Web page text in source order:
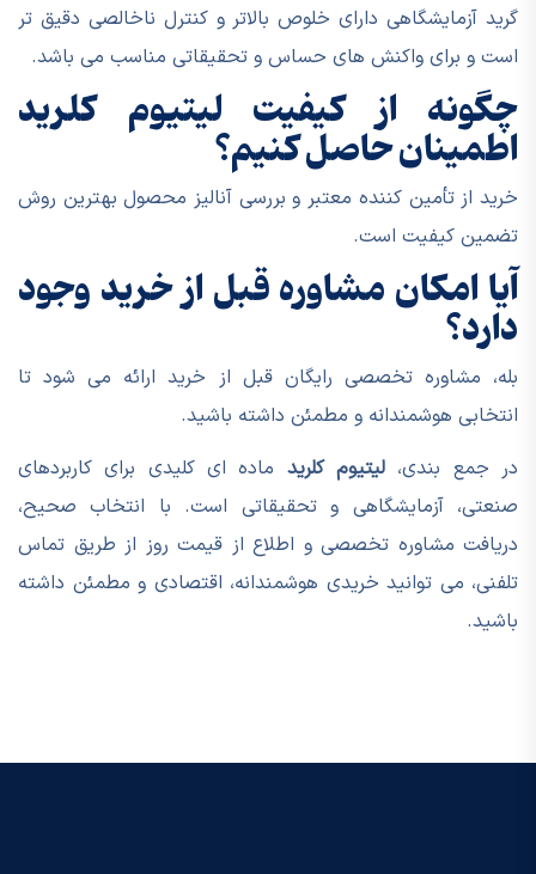
گرید آزمایشگاهی دارای خلوص بالاتر و کنترل ناخالصی دقیق تر
است و برای واکنش های حساس و تحقیقاتی مناسب می باشد.
چگونه از کیفیت لیتیوم کلرید
اطمینان حاصل کنیم؟
خرید از تأمین کننده معتبر و بررسی آنالیز محصول بهترین روش
تضمین کیفیت است.
آیا امکان مشاوره قبل از خرید وجود
دارد؟
بله، مشاوره تخصصی رایگان قبل از خرید ارائه می شود تا
انتخابی هوشمندانه و مطمئن داشته باشید.
در جمع بندی، لیتیوم کلرید ماده ای کلیدی برای کاربردهای
صنعتی، آزمایشگاهی و تحقیقاتی است. با انتخاب صحیح،
دریافت مشاوره تخصصی و اطلاع از قیمت روز از طریق تماس
تلفنی، می توانید خریدی هوشمندانه، اقتصادی و مطمئن داشته
باشید.